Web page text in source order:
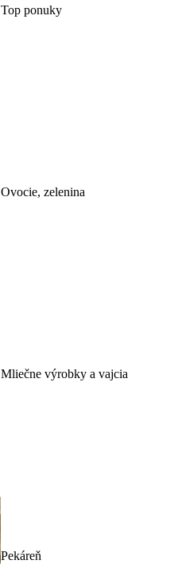
Top ponuky
Ovocie, zelenina
Mliečne výrobky a vajcia
Pekáreň